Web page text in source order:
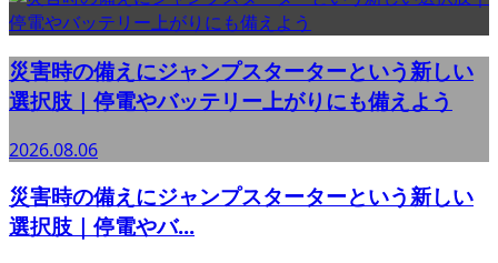
災害時の備えにジャンプスターターという新しい
選択肢｜停電やバッテリー上がりにも備えよう
2026.08.06
災害時の備えにジャンプスターターという新しい
選択肢｜停電やバ...